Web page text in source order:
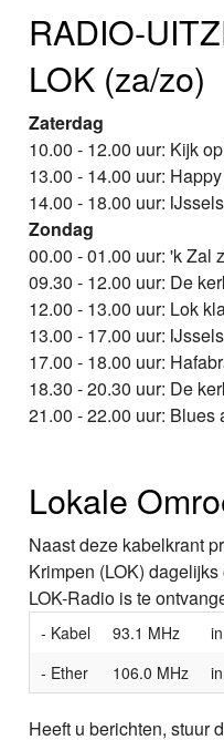
RADIO-
LOK (za/zo)
Zaterdag
10.00 - 12.00 uur: Kijk
13.00 - 14.00 uur:
14.00 - 18.00 uur:
Zondag
00.00 - 01.00 uur: 'k Zal
09.30 - 12.00 uur: De
12.00 - 13.00 uur: Lok
13.00 - 17.00 uur:
17.00 - 18.00 uur:
18.30 - 20.30 uur: De
21.00 - 22.00 uur: Blues
Lokale
Naast deze kabelkrant
Krimpen (LOK)
LOK-Radio is te
- Kabel 93.1 MHz
- Ether
106.0 MHz
Heeft u berichten, stuur